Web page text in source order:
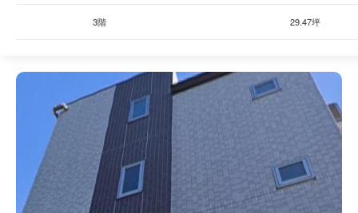
3階 29.47坪